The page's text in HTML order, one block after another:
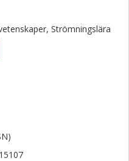
Strömningslära